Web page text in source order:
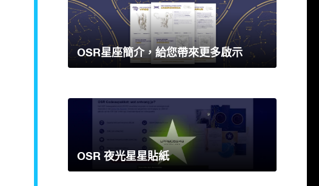
OSR星座簡介，給您帶來更多啟示
OSR 夜光星星貼紙